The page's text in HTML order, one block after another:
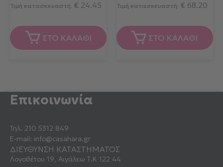
Τιμή κατασκευαστή: € 24.45
ΣΤΟ ΚΑΛΑΘΙ
Τιμή κατασκευαστή: € 68.20
ΣΤΟ ΚΑΛΑΘΙ
Επικοινωνία
Τηλ. 210 5312 849
E-mail: info@casahara.gr
ΔΙΕΥΘΥΝΣΗ ΚΑΤΑΣΤΗΜΑΤΟΣ
Λογοθέτου 19, Αιγάλεω Τ.Κ 122 44